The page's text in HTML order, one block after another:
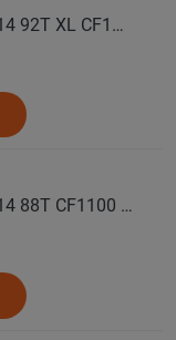
COMFORSER Автошина 175/80 R14 92T XL CF1100 RWL лето
COMFORSER Автошина 185/70 R14 88T CF1100 OWL лето